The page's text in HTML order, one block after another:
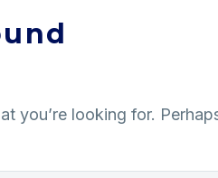
you’re looking for.